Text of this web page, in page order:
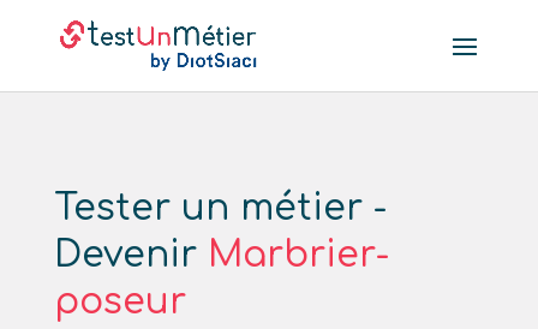
Tester un métier -
Devenir Marbrier-
poseur